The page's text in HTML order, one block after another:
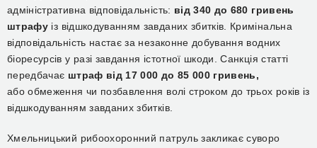
адміністративна відповідальність: від 340 до 680 гривень
штрафу із відшкодуванням завданих збитків. Кримінальна
відповідальність настає за незаконне добування водних
біоресурсів у разі завдання істотної шкоди. Санкція статті
передбачає штраф від 17 000 до 85 000 гривень,
або обмеження чи позбавлення волі строком до трьох років із
відшкодуванням завданих збитків.
Хмельницький рибоохоронний патруль закликає суворо